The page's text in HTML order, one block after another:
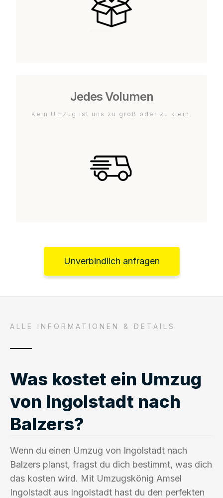
Jedes Volumen
Kein Umzug ist uns zu groß oder zu klein.
Unverbindlich anfragen
ALLE INFORMATIONEN & DETAILS
Was kostet ein Umzug
von Ingolstadt nach
Balzers?
Wenn du einen Umzug von Ingolstadt nach
Balzers planst, fragst du dich bestimmt, was dich
das kosten wird. Mit Umzugskönig Amsel
Ingolstadt aus Ingolstadt hast du den perfekten